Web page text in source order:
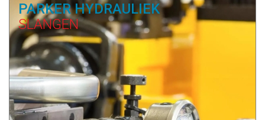
PARKER HYDRAULIEK
SLANGEN